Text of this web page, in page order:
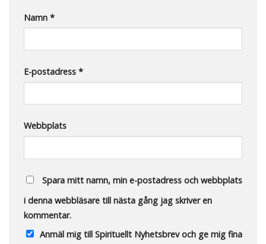
Namn *
E-postadress *
Webbplats
Spara mitt namn, min e-postadress och webbplats
i denna webbläsare till nästa gång jag skriver en
kommentar.
Anmäl mig till Spirituellt Nyhetsbrev och ge mig fina